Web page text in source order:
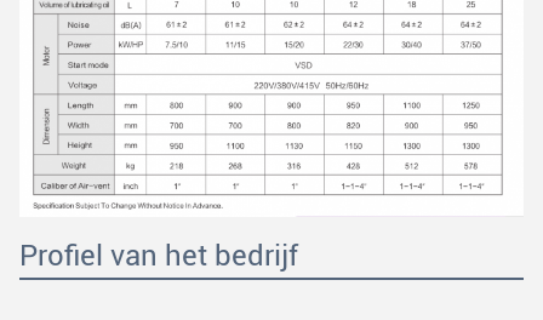
Laat een bericht achter
Profiel van het bedrijf